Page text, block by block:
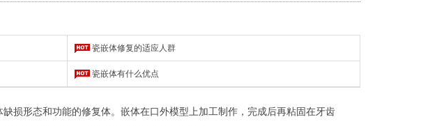
瓷嵌体修复的适应人群
瓷嵌体有什么优点
形态和功能的修复体。嵌体在口外模型上加工制作，完成后再粘固在牙齿